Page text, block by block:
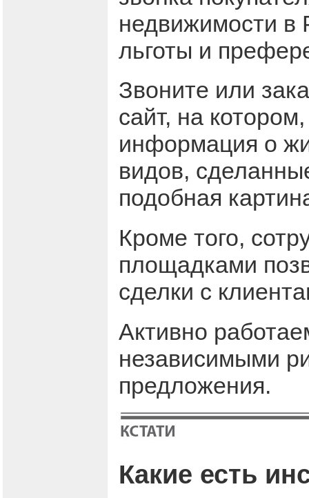
недвижимости в
льготы и
Звоните или
сайт, на
информация о
видов,
подобная
Кроме того,
площадками
сделки с
Активно
независимыми
предложения.
Какие есть